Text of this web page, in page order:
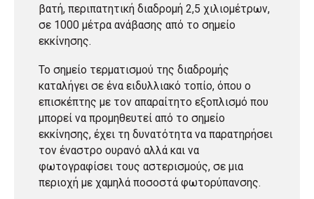
βατή, περιπατητική διαδρομή 2,5 χιλιομέτρων,
σε 1000 μέτρα ανάβασης από το σημείο
εκκίνησης.
Το σημείο τερματισμού της διαδρομής
καταλήγει σε ένα ειδυλλιακό τοπίο, όπου ο
επισκέπτης με τον απαραίτητο εξοπλισμό που
μπορεί να προμηθευτεί από το σημείο
εκκίνησης, έχει τη δυνατότητα να παρατηρήσει
τον έναστρο ουρανό αλλά και να
φωτογραφίσει τους αστερισμούς, σε μια
περιοχή με χαμηλά ποσοστά φωτορύπανσης.